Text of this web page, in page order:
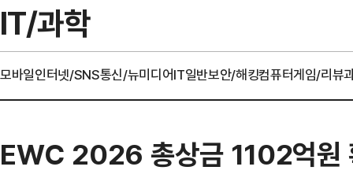
IT/과학
모바일인터넷/SNS통신/뉴미디어IT일반보안/해킹컴퓨터게임/리뷰
EWC 2026 총상금 1102억